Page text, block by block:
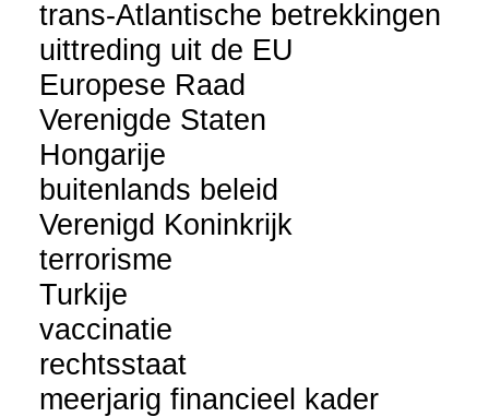
trans-Atlantische betrekkingen
uittreding uit de EU
Europese Raad
Verenigde Staten
Hongarije
buitenlands beleid
Verenigd Koninkrijk
terrorisme
Turkije
vaccinatie
rechtsstaat
meerjarig financieel kader